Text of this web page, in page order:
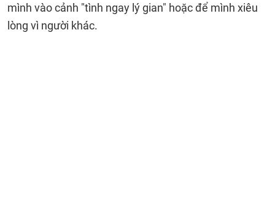
mình vào cảnh "tình ngay lý gian" hoặc để mình xiêu
lòng vì người khác.